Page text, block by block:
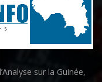
sur la Guinée,